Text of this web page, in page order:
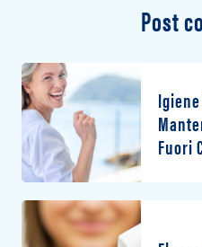
Post
Fuori